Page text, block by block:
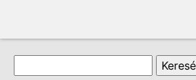
Keresés űrlap